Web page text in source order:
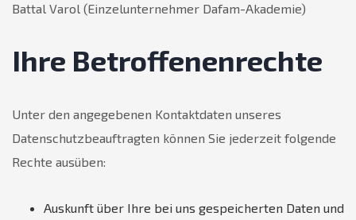
Battal Varol (Einzelunternehmer Dafam-Akademie)
Ihre Betroffenenrechte
Unter den angegebenen Kontaktdaten unseres
Datenschutzbeauftragten können Sie jederzeit folgende
Rechte ausüben:
Auskunft über Ihre bei uns gespeicherten Daten und